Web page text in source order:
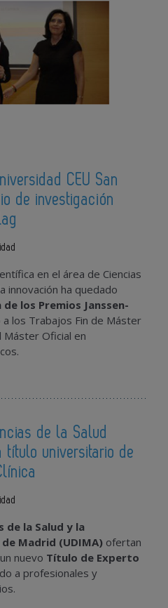
CEU San
de investigación
en el área de Ciencias
innovación ha quedado
de los Premios Janssen-
a los Trabajos Fin de Máster
Máster Oficial en
de la Salud
título universitario de
de la Salud y la
Madrid (UDIMA) ofertan
nuevo Título de Experto
a profesionales y